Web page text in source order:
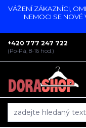
VÁŽENÍ ZÁKAZNÍCI,
NEMOCI SE
+420 777 247 722
(Po-Pá, 8-16 hod.)